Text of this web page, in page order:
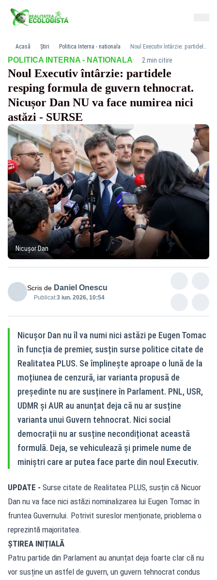
Acasă Știri Politica Interna - nationala Noul Executiv întârzie: partidele resping formula de guvern tehnocrat. Nicușor Dan NU va face numirea nici astăzi - SURSE
POLITICA INTERNA - NATIONALA· 2 min citire
Noul Executiv întârzie: partidele
resping formula de guvern tehnocrat.
Nicușor Dan NU va face numirea nici
astăzi - SURSE
Nicușor Dan
Scris de Daniel Onescu
Publicat:3 iun. 2026, 10:54
Nicușor Dan nu îl va numi nici astăzi pe Eugen Tomac
în funcția de premier, susțin surse politice citate de
Realitatea PLUS. Se împlinește aproape o lună de la
moțiunea de cenzură, iar varianta propusă de
președinte nu are susținere în Parlament. PNL, USR,
UDMR și AUR au anunțat deja că nu ar susține
varianta unui Guvern tehnocrat. Nici social
democrații nu ar susține necondiționat această
formulă. Deja, se vehiculează și primele nume de
miniștri care ar putea face parte din noul Executiv.
UPDATE - Surse citate de Realitatea PLUS, susțin că Nicuor
Dan nu va face nici astăzi nominalizarea lui Eugen Tomac în
fruntea Guvernului. Potrivit sureslor menționate, prioblema o
reprezintă majoritatea.
ȘTIREA INIȚIALĂ
Patru partide din Parlament au anunțat deja foarte clar că nu
vor susține un astfel de guvern, un guvern tehnocrat condus